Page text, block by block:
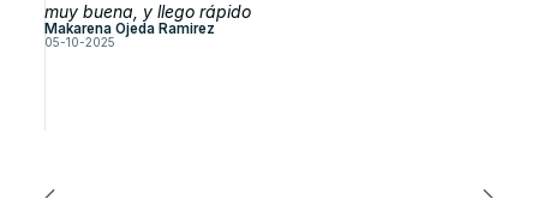
muy buena, y llego rápido
Makarena Ojeda Ramirez
05-10-2025